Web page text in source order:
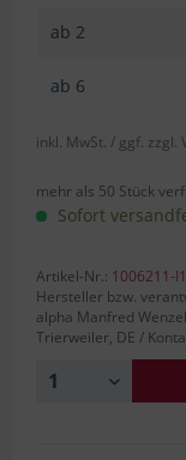
ab 2
ab 6
inkl. MwSt. / ggf. zzgl.
mehr als 50 Stück
Sofort
Artikel-Nr.: 1006211-I1
Hersteller bzw.
alpha Manfred
Trierweiler, DE /